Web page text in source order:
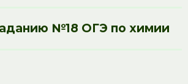
№18 ОГЭ по химии